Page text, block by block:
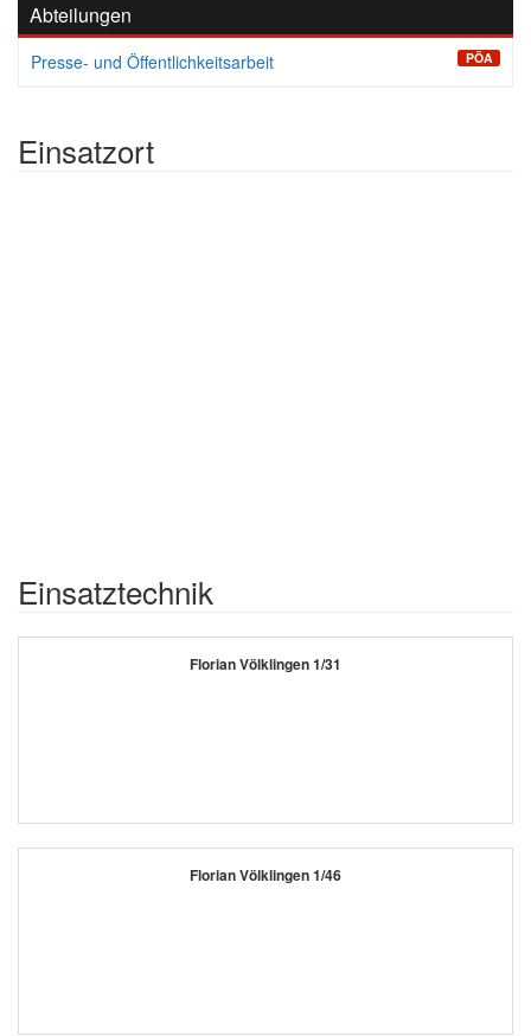
Abteilungen
Presse- und Öffentlichkeitsarbeit PÖA
Einsatzort
Einsatztechnik
Florian Völklingen 1/31
Florian Völklingen 1/46